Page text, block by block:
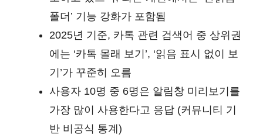
폴더’ 기능 강화가 포함됨
2025년 기준, 카톡 관련 검색어 중 상위권
에는 ‘카톡 몰래 보기’, ‘읽음 표시 없이 보
기’가 꾸준히 오름
사용자 10명 중 6명은 알림창 미리보기를
가장 많이 사용한다고 응답 (커뮤니티 기
반 비공식 통계)